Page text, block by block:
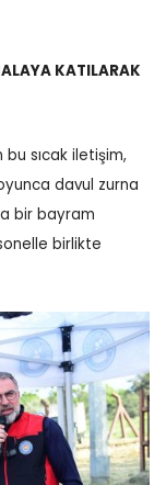
KATILARAK
sıcak iletişim,
davul zurna
bir bayram
birlikte